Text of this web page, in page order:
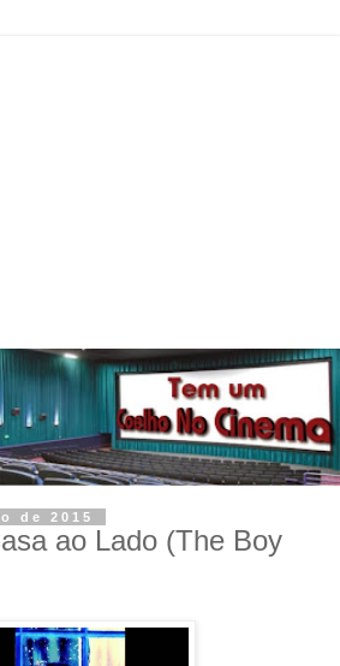
de 2015
ao Lado (The Boy